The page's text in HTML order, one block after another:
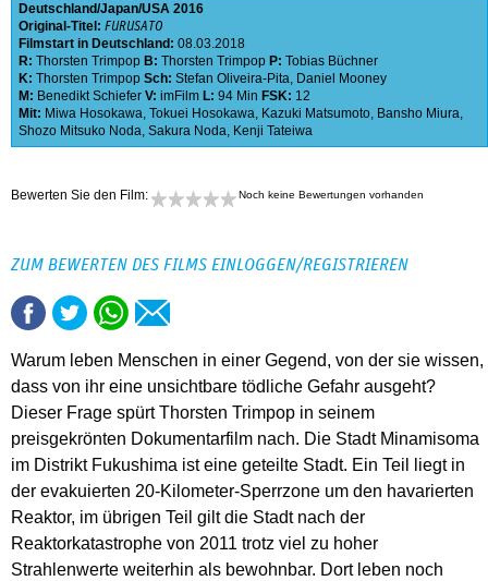
Deutschland Japan USA 2016
Original-Titel: FURUSATO
Filmstart in Deutschland: 08.03.2018
R: Thorsten Trimpop B: Thorsten Trimpop P: Tobias Büchner
K: Thorsten Trimpop Sch: Stefan Oliveira-Pita, Daniel Mooney
M: Benedikt Schiefer V: imFilm L: 94 Min FSK: 12
Mit: Miwa Hosokawa, Tokuei Hosokawa, Kazuki Matsumoto, Bansho Miura,
Shozo Mitsuko Noda, Sakura Noda, Kenji Tateiwa
Bewerten Sie den Film: Noch keine Bewertungen vorhanden
ZUM BEWERTEN DES FILMS EINLOGGEN/REGISTRIEREN
Warum leben Menschen in einer Gegend, von der sie wissen,
dass von ihr eine unsichtbare tödliche Gefahr ausgeht?
Dieser Frage spürt Thorsten Trimpop in seinem
preisgekrönten Dokumentarfilm nach. Die Stadt Minamisoma
im Distrikt Fukushima ist eine geteilte Stadt. Ein Teil liegt in
der evakuierten 20-Kilometer-Sperrzone um den havarierten
Reaktor, im übrigen Teil gilt die Stadt nach der
Reaktorkatastrophe von 2011 trotz viel zu hoher
Strahlenwerte weiterhin als bewohnbar. Dort leben noch